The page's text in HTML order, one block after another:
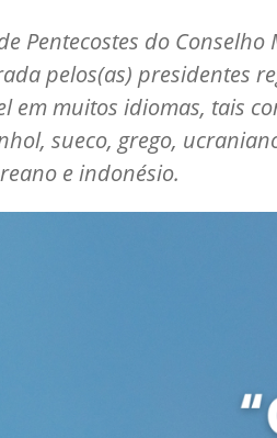
Pentecostes do
pelos(as) presidentes
em muitos idiomas, tais
sueco, grego,
e indonésio.